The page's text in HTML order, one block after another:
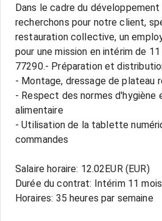
Dans le cadre du
recherchons pour notre client,
restauration collective, un
pour une mission en intérim de
77290.- Préparation et
- Montage, dressage de plateau
- Respect des normes d'hygiène
alimentaire
- Utilisation de la tablette
commandes
Salaire horaire: 12.02EUR (EUR)
Durée du contrat: Intérim 11 mois
Horaires: 35 heures par semaine